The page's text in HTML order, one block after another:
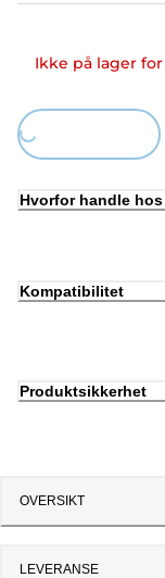
Ikke på lager
Loading...
Hvorfor handle
Kompatibilitet
Produktsikkerhet
OVERSIKT
LEVERANSE